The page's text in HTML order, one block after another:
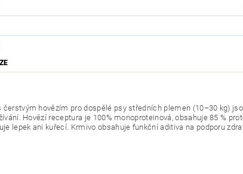
čerstvým hovězím pro dospělé psy středních plemen (10–30 kg)
Hovězí receptura je 100% monoproteinová, obsahuje 85 %
lepek ani kuřecí. Krmivo obsahuje funkční aditiva na podporu